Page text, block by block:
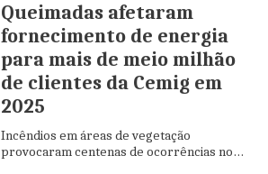
Queimadas afetaram
fornecimento de energia
para mais de meio milhão
de clientes da Cemig em
2025
Incêndios em áreas de vegetação
provocaram centenas de ocorrências no